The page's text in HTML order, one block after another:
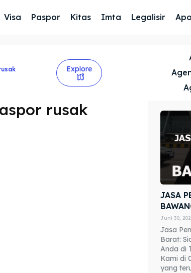
Explore our destinations
Explore our destinations
Visa Paspor Kitas Imta Legalisir
Explore
rusak
JASA
Juni 30,
Jasa
Barat:
Anda di
Kami di
yang